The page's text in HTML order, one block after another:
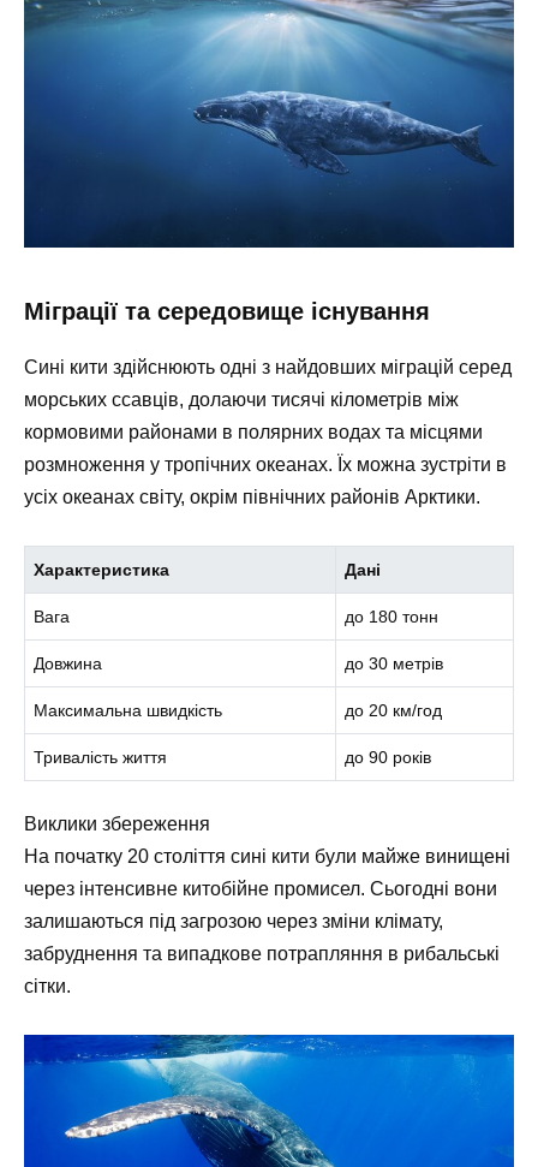
Міграції та середовище існування
Сині кити здійснюють одні з найдовших міграцій серед
морських ссавців, долаючи тисячі кілометрів між
кормовими районами в полярних водах та місцями
розмноження у тропічних океанах. Їх можна зустріти в
усіх океанах світу, окрім північних районів Арктики.
Характеристика Дані
Вага до 180 тонн
Довжина до 30 метрів
Максимальна швидкість до 20 км/год
Тривалість життя до 90 років
Виклики збереження
На початку 20 століття сині кити були майже винищені
через інтенсивне китобійне промисел. Сьогодні вони
залишаються під загрозою через зміни клімату,
забруднення та випадкове потрапляння в рибальські
сітки.